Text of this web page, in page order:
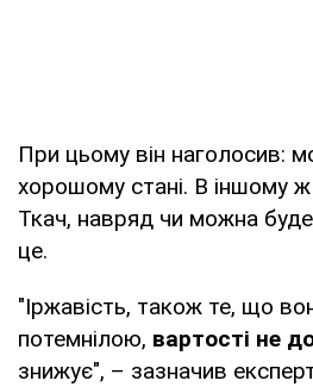
При цьому він наголосив:
хорошому стані. В іншому
Ткач, навряд чи можна буде
це.
"Іржавість, також те, що
потемнілою, вартості не
знижує", – зазначив